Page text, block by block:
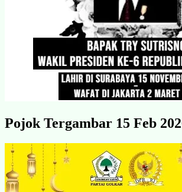
Pojok Tergambar 15 Feb